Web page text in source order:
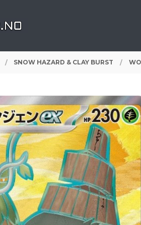
SNOW HAZARD & CLAY BURST